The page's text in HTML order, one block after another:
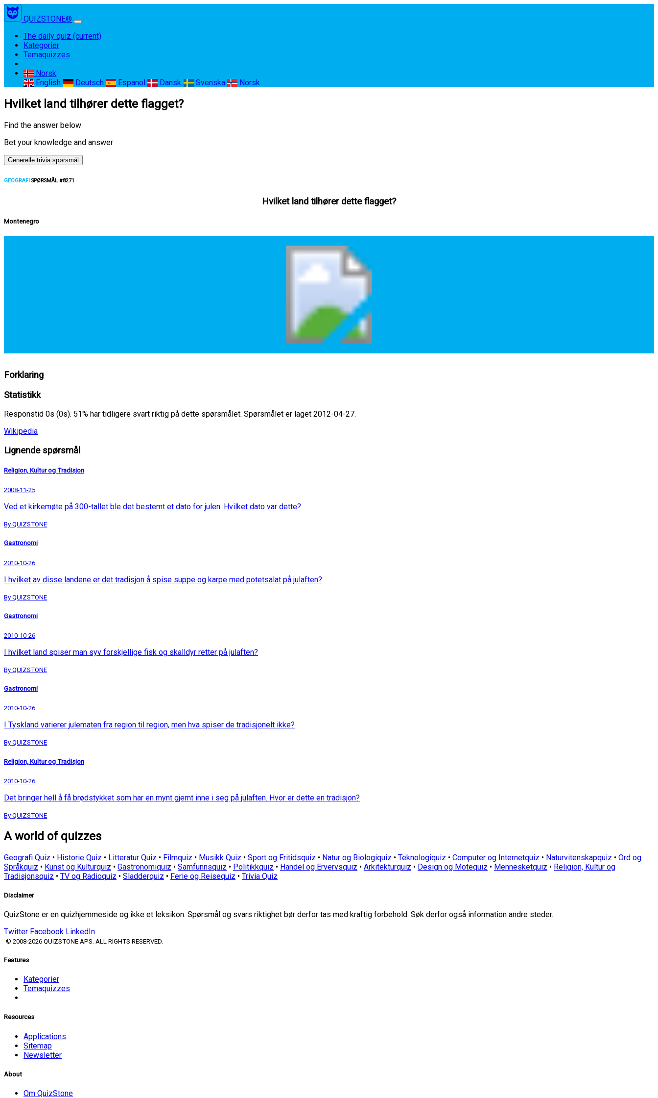
QUIZSTONE®
The daily quiz (current)
Kategorier
Temaquizzes
Norsk
English
Deutsch Espanol Dansk Svenska Norsk
Hvilket land tilhører dette flagget?
Find the answer below
Bet your knowledge and answer
Generelle trivia spørsmål
GEOGRAFI SPØRSMÅL #8271
Hvilket land tilhører dette flagget?
Montenegro
Forklaring
Statistikk
Responstid 0s (0s). 51% har tidligere svart riktig på dette spørsmålet. Spørsmålet er laget 2012-04-27.
Wikipedia
Lignende spørsmål
Religion, Kultur og Tradisjon
2008-11-25
Ved et kirkemøte på 300-tallet ble det bestemt et dato for julen. Hvilket dato var dette?
By QUIZSTONE
Gastronomi
2010-10-26
I hvilket av disse landene er det tradisjon å spise suppe og karpe med potetsalat på julaften?
By QUIZSTONE
Gastronomi
2010-10-26
I hvilket land spiser man syv forskjellige fisk og skalldyr retter på julaften?
By QUIZSTONE
Gastronomi
2010-10-26
I Tyskland varierer julematen fra region til region, men hva spiser de tradisjonelt ikke?
By QUIZSTONE
Religion, Kultur og Tradisjon
2010-10-26
Det bringer hell å få brødstykket som har en mynt gjemt inne i seg på julaften. Hvor er dette en tradisjon?
By QUIZSTONE
A world of quizzes
Geografi Quiz • Historie Quiz • Litteratur Quiz • Filmquiz • Musikk Quiz • Sport og Fritidsquiz • Natur og Biologiquiz • Teknologiquiz • Computer og Internetquiz • Naturvitenskapquiz • Ord og
Språkquiz • Kunst og Kulturquiz • Gastronomiquiz • Samfunnsquiz • Politikkquiz • Handel og Ervervsquiz • Arkitekturquiz • Design og Motequiz • Mennesketquiz • Religion, Kultur og
Tradisjonsquiz • TV og Radioquiz • Sladderquiz • Ferie og Reisequiz • Trivia Quiz
Disclaimer
QuizStone er en quizhjemmeside og ikke et leksikon. Spørsmål og svars riktighet bør derfor tas med kraftig forbehold. Søk derfor også information andre steder.
Twitter Facebook LinkedIn
© 2008-2026 QUIZSTONE APS. ALL RIGHTS RESERVED.
Features
Kategorier
Temaquizzes
Resources
Applications
Sitemap
Newsletter
About
Om QuizStone